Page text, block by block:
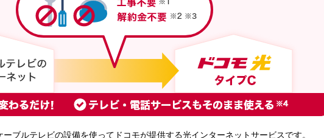
ーブルテレビの設備を使ってドコモが提供する光インターネットサービスです。